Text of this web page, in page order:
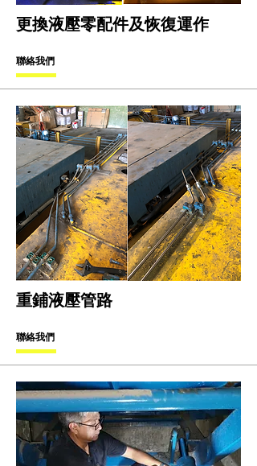
更換液壓零配件及恢復運作
聯絡我們
重鋪液壓管路
聯絡我們